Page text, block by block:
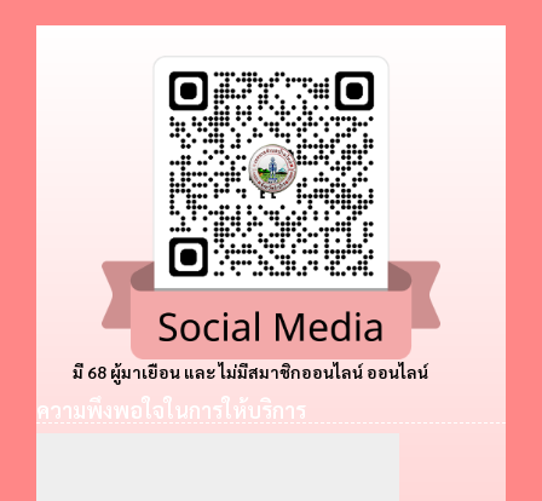
มี 68 ผู้มาเยือน และ ไม่มีสมาชิกออนไลน์ ออนไลน์
ความพึงพอใจในการให้บริการ